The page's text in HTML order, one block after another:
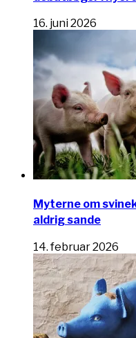
16. juni 2026
Myterne om
aldrig sande
14. februar 2026